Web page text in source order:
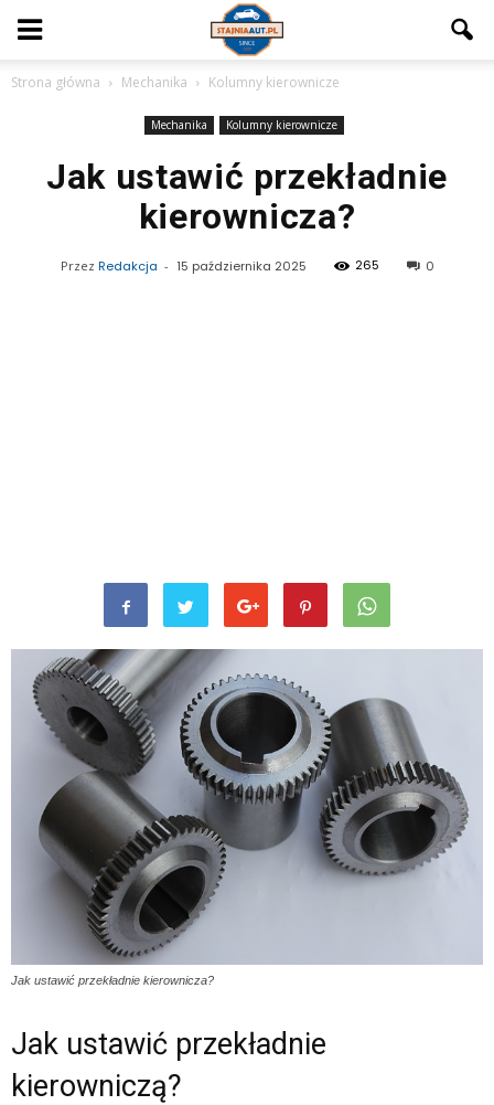
Strona główna Mechanika Kolumny kierownicze
Mechanika Kolumny kierownicze
Jak ustawić przekładnie
kierownicza?
Przez Redakcja - 15 października 2025 265 0
Jak ustawić przekładnie kierownicza?
Jak ustawić przekładnie
kierowniczą?